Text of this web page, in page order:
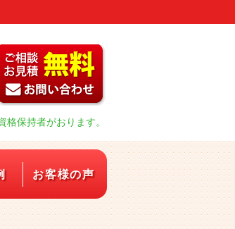
保持者がおります。
お客様の声